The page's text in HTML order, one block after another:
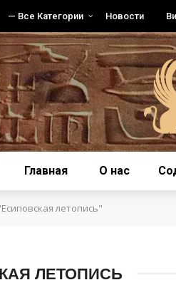
— Все Категории Новости
Главная О нас
летопись"
ЛЕТОПИСЬ